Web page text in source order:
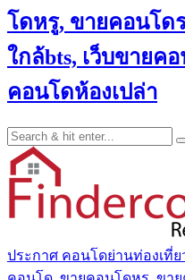
โดหรู, ขายคอนโด
ใกล้bts, เว็บขายค
คอนโดห้องเปล่า
ประกาศ คอนโดย่านท่องเที่